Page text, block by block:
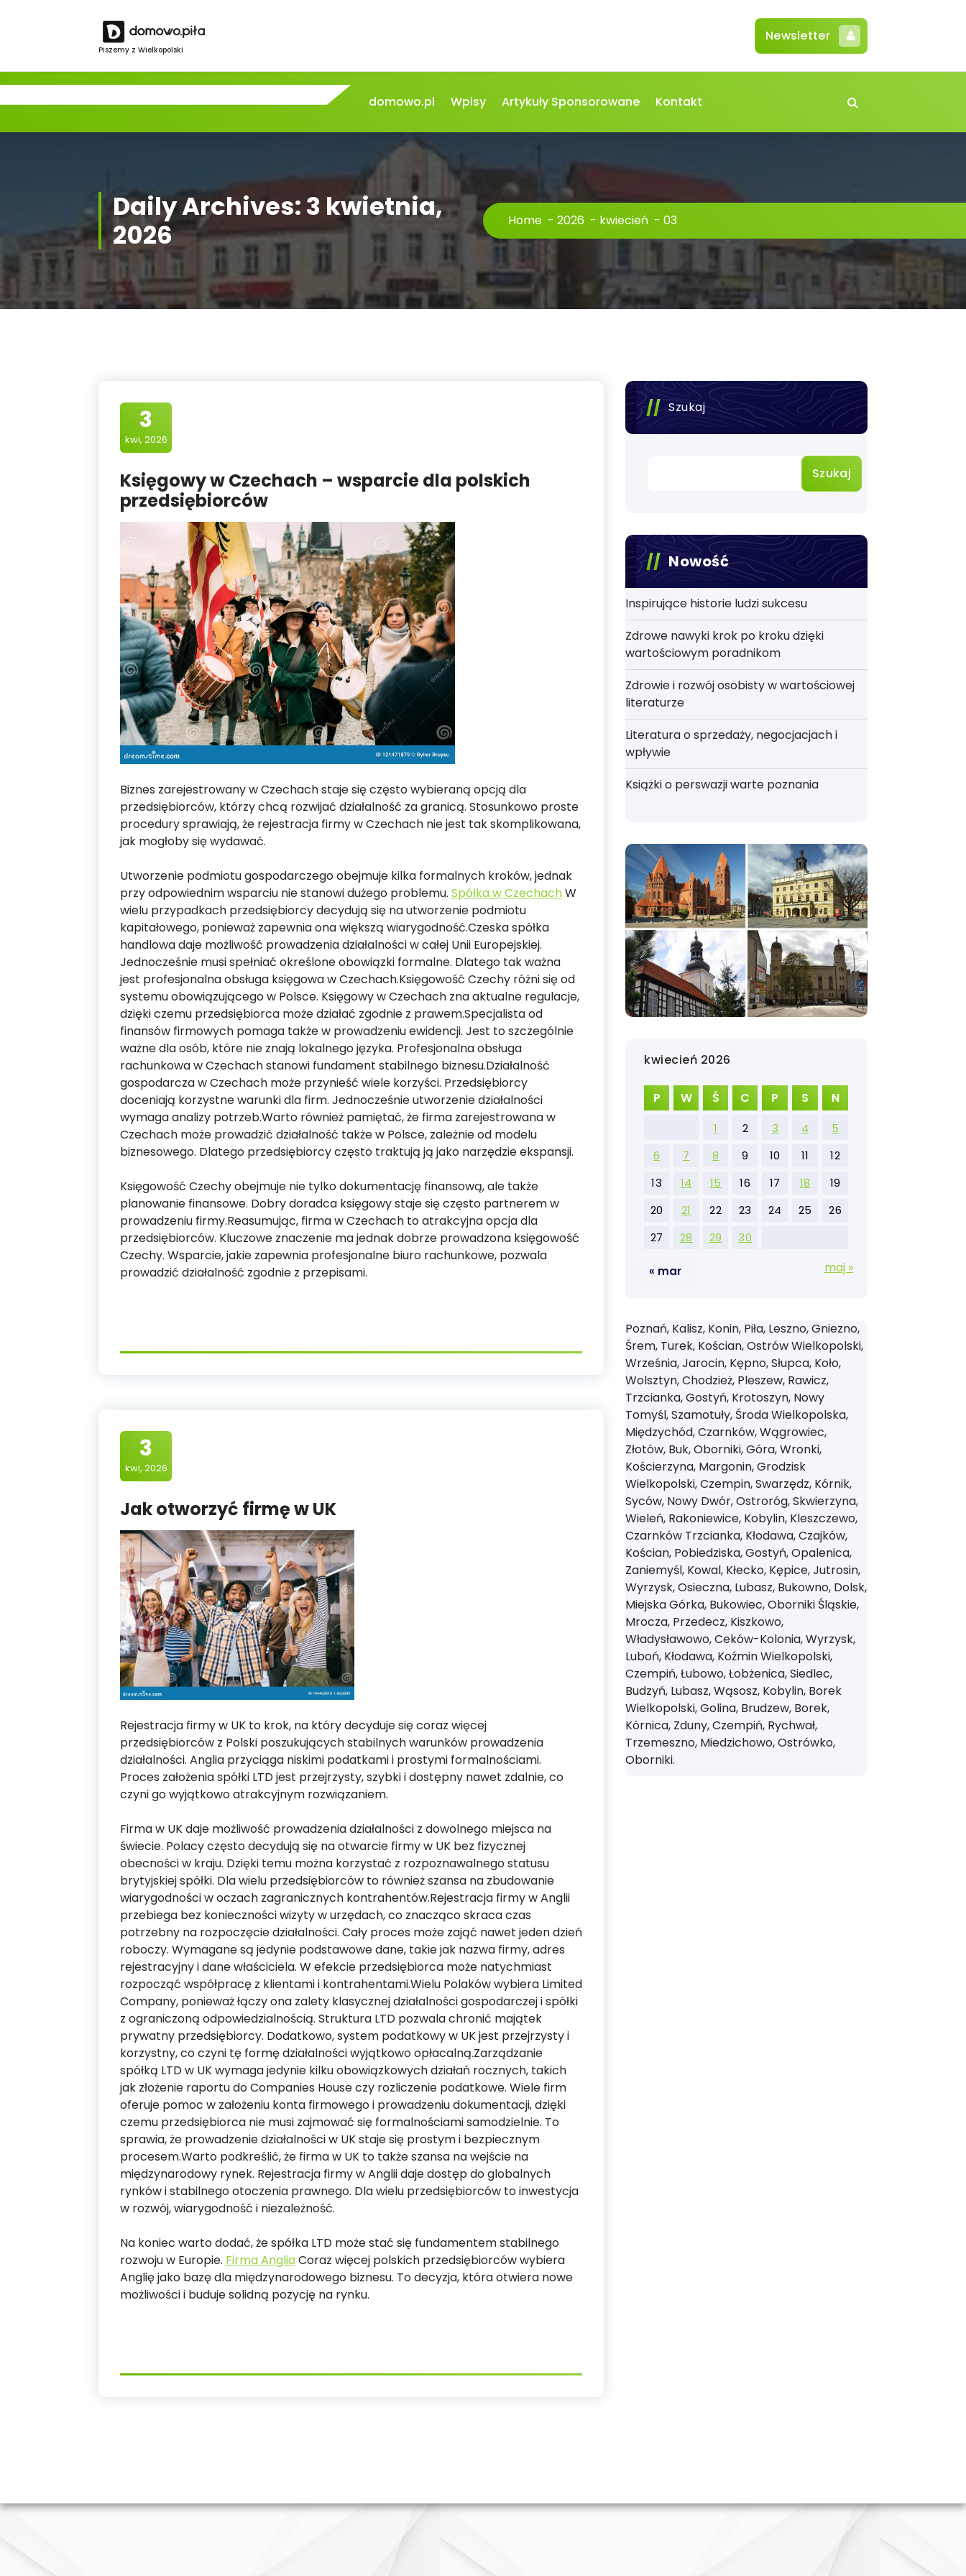
Piszemy z Wielkopolski
Newsletter
domowo.pl Wpisy Artykuły Sponsorowane Kontakt
Daily Archives: 3 kwietnia,
2026
Home - 2026 - kwiecień - 03
3
kwi, 2026
Księgowy w Czechach – wsparcie dla polskich
przedsiębiorców
Biznes zarejestrowany w Czechach staje się często wybieraną opcją dla
przedsiębiorców, którzy chcą rozwijać działalność za granicą. Stosunkowo proste
procedury sprawiają, że rejestracja firmy w Czechach nie jest tak skomplikowana,
jak mogłoby się wydawać.
Utworzenie podmiotu gospodarczego obejmuje kilka formalnych kroków, jednak
przy odpowiednim wsparciu nie stanowi dużego problemu. Spółka w CzechachW
wielu przypadkach przedsiębiorcy decydują się na utworzenie podmiotu
kapitałowego, ponieważ zapewnia ona większą wiarygodność.Czeska spółka
handlowa daje możliwość prowadzenia działalności w całej Unii Europejskiej.
Jednocześnie musi spełniać określone obowiązki formalne. Dlatego tak ważna
jest profesjonalna obsługa księgowa w Czechach.Księgowość Czechy różni się od
systemu obowiązującego w Polsce. Księgowy w Czechach zna aktualne regulacje,
dzięki czemu przedsiębiorca może działać zgodnie z prawem.Specjalista od
finansów firmowych pomaga także w prowadzeniu ewidencji. Jest to szczególnie
ważne dla osób, które nie znają lokalnego języka. Profesjonalna obsługa
rachunkowa w Czechach stanowi fundament stabilnego biznesu.Działalność
gospodarcza w Czechach może przynieść wiele korzyści. Przedsiębiorcy
doceniają korzystne warunki dla firm. Jednocześnie utworzenie działalności
wymaga analizy potrzeb.Warto również pamiętać, że firma zarejestrowana w
Czechach może prowadzić działalność także w Polsce, zależnie od modelu
biznesowego. Dlatego przedsiębiorcy często traktują ją jako narzędzie ekspansji.
Księgowość Czechy obejmuje nie tylko dokumentację finansową, ale także
planowanie finansowe. Dobry doradca księgowy staje się często partnerem w
prowadzeniu firmy.Reasumując, firma w Czechach to atrakcyjna opcja dla
przedsiębiorców. Kluczowe znaczenie ma jednak dobrze prowadzona księgowość
Czechy. Wsparcie, jakie zapewnia profesjonalne biuro rachunkowe, pozwala
prowadzić działalność zgodnie z przepisami.
3
kwi, 2026
Jak otworzyć firmę w UK
Rejestracja firmy w UK to krok, na który decyduje się coraz więcej
przedsiębiorców z Polski poszukujących stabilnych warunków prowadzenia
działalności. Anglia przyciąga niskimi podatkami i prostymi formalnościami.
Proces założenia spółki LTD jest przejrzysty, szybki i dostępny nawet zdalnie, co
czyni go wyjątkowo atrakcyjnym rozwiązaniem.
Firma w UK daje możliwość prowadzenia działalności z dowolnego miejsca na
świecie. Polacy często decydują się na otwarcie firmy w UK bez fizycznej
obecności w kraju. Dzięki temu można korzystać z rozpoznawalnego statusu
brytyjskiej spółki. Dla wielu przedsiębiorców to również szansa na zbudowanie
wiarygodności w oczach zagranicznych kontrahentów.Rejestracja firmy w Anglii
przebiega bez konieczności wizyty w urzędach, co znacząco skraca czas
potrzebny na rozpoczęcie działalności. Cały proces może zająć nawet jeden dzień
roboczy. Wymagane są jedynie podstawowe dane, takie jak nazwa firmy, adres
rejestracyjny i dane właściciela. W efekcie przedsiębiorca może natychmiast
rozpocząć współpracę z klientami i kontrahentami.Wielu Polaków wybiera Limited
Company, ponieważ łączy ona zalety klasycznej działalności gospodarczej i spółki
z ograniczoną odpowiedzialnością. Struktura LTD pozwala chronić majątek
prywatny przedsiębiorcy. Dodatkowo, system podatkowy w UK jest przejrzysty i
korzystny, co czyni tę formę działalności wyjątkowo opłacalną.Zarządzanie
spółką LTD w UK wymaga jedynie kilku obowiązkowych działań rocznych, takich
jak złożenie raportu do Companies House czy rozliczenie podatkowe. Wiele firm
oferuje pomoc w założeniu konta firmowego i prowadzeniu dokumentacji, dzięki
czemu przedsiębiorca nie musi zajmować się formalnościami samodzielnie. To
sprawia, że prowadzenie działalności w UK staje się prostym i bezpiecznym
procesem.Warto podkreślić, że firma w UK to także szansa na wejście na
międzynarodowy rynek. Rejestracja firmy w Anglii daje dostęp do globalnych
rynków i stabilnego otoczenia prawnego. Dla wielu przedsiębiorców to inwestycja
w rozwój, wiarygodność i niezależność.
Na koniec warto dodać, że spółka LTD może stać się fundamentem stabilnego
rozwoju w Europie. Firma AngliaCoraz więcej polskich przedsiębiorców wybiera
Anglię jako bazę dla międzynarodowego biznesu. To decyzja, która otwiera nowe
możliwości i buduje solidną pozycję na rynku.
Szukaj
Szukaj
Nowość
Inspirujące historie ludzi sukcesu
Zdrowe nawyki krok po kroku dzięki
wartościowym poradnikom
Zdrowie i rozwój osobisty w wartościowej
literaturze
Literatura o sprzedaży, negocjacjach i
wpływie
Książki o perswazji warte poznania
kwiecień 2026
P W Ś C P S N
1 2 3 4
5
6
7 8 9 10 11
12
13
14 15 16 17 18
19
20
21 22 23 24 25
26
27
28 29 30
« mar maj »
Poznań, Kalisz, Konin, Piła, Leszno, Gniezno,
Śrem, Turek, Kościan, Ostrów Wielkopolski,
Września, Jarocin, Kępno, Słupca, Koło,
Wolsztyn, Chodzież, Pleszew, Rawicz,
Trzcianka, Gostyń, Krotoszyn, Nowy
Tomyśl, Szamotuły, Środa Wielkopolska,
Międzychód, Czarnków, Wągrowiec,
Złotów, Buk, Oborniki, Góra, Wronki,
Kościerzyna, Margonin, Grodzisk
Wielkopolski, Czempin, Swarzędz, Kórnik,
Syców, Nowy Dwór, Ostroróg, Skwierzyna,
Wieleń, Rakoniewice, Kobylin, Kleszczewo,
Czarnków Trzcianka, Kłodawa, Czajków,
Kościan, Pobiedziska, Gostyń, Opalenica,
Zaniemyśl, Kowal, Kłecko, Kępice, Jutrosin,
Wyrzysk, Osieczna, Lubasz, Bukowno, Dolsk,
Miejska Górka, Bukowiec, Oborniki Śląskie,
Mrocza, Przedecz, Kiszkowo,
Władysławowo, Ceków-Kolonia, Wyrzysk,
Luboń, Kłodawa, Koźmin Wielkopolski,
Czempiń, Łubowo, Łobżenica, Siedlec,
Budzyń, Lubasz, Wąsosz, Kobylin, Borek
Wielkopolski, Golina, Brudzew, Borek,
Kórnica, Zduny, Czempiń, Rychwał,
Trzemeszno, Miedzichowo, Ostrówko,
Oborniki.